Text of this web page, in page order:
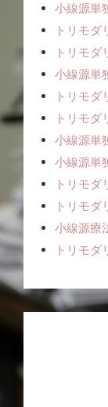
小線源
トリモ
トリモ
小線源
トリモ
トリモ
小線源
小線源
トリモ
トリモ
小線源療
トリモ